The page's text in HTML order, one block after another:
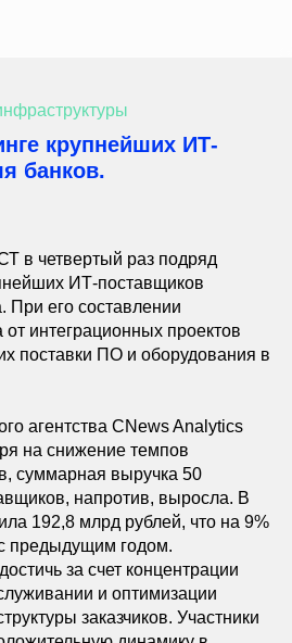
крупнейших ИТ-
банков.
в четвертый раз подряд
ИТ-поставщиков
При его составлении
интеграционных проектов
поставки ПО и оборудования в
агентства CNews Analytics
на снижение темпов
суммарная выручка 50
напротив, выросла. В
192,8 млрд рублей, что на 9%
предыдущим годом.
за счет концентрации
и оптимизации
заказчиков. Участники